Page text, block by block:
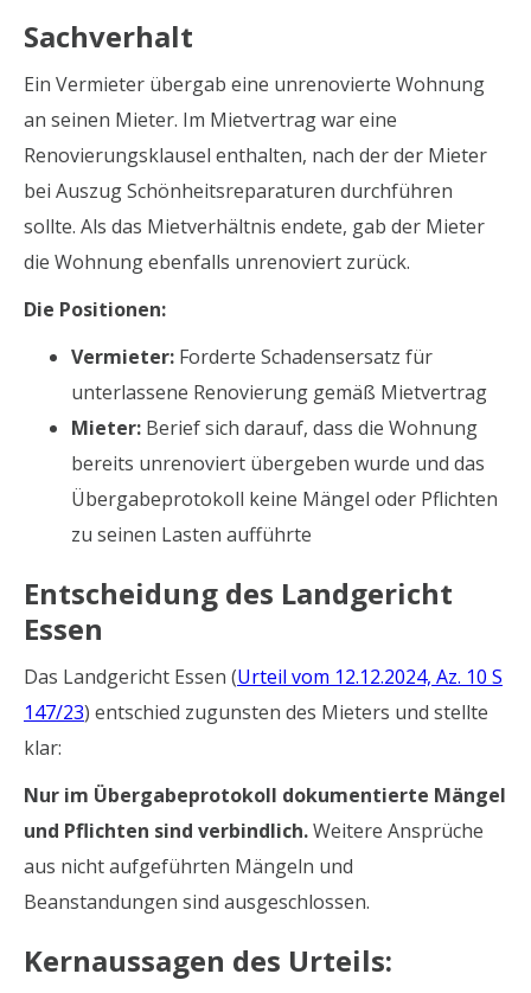
Sachverhalt
Ein Vermieter übergab eine unrenovierte Wohnung
an seinen Mieter. Im Mietvertrag war eine
Renovierungsklausel enthalten, nach der der Mieter
bei Auszug Schönheitsreparaturen durchführen
sollte. Als das Mietverhältnis endete, gab der Mieter
die Wohnung ebenfalls unrenoviert zurück.
Die Positionen:
Vermieter: Forderte Schadensersatz für
unterlassene Renovierung gemäß Mietvertrag
Mieter: Berief sich darauf, dass die Wohnung
bereits unrenoviert übergeben wurde und das
Übergabeprotokoll keine Mängel oder Pflichten
zu seinen Lasten aufführte
Entscheidung des Landgericht
Essen
Das Landgericht Essen (Urteil vom 12.12.2024, Az. 10 S
147/23) entschied zugunsten des Mieters und stellte
klar:
Nur im Übergabeprotokoll dokumentierte Mängel
und Pflichten sind verbindlich.Weitere Ansprüche
aus nicht aufgeführten Mängeln und
Beanstandungen sind ausgeschlossen.
Kernaussagen des Urteils: